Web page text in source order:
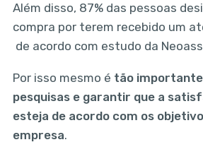
Além disso, 87% das pessoas
compra por terem recebido um
de acordo com estudo da
Por isso mesmo é tão
pesquisas e garantir que a
esteja de acordo com os
empresa.